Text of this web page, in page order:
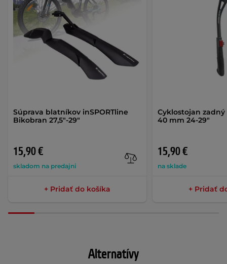
Súprava blatníkov inSPORTline
Bikobran 27,5"-29"
15,90 €
skladom na predajni
+ Pridať do košíka
Cyklostojan
40 mm 24-29"
15,90 €
na sklade
+ Pridať
Alternatívy